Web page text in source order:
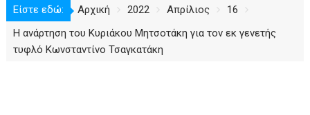
Είστε εδώ: Αρχική 2022 Απρίλιος
16
Η ανάρτηση του Κυριάκου Μητσοτάκη για τον εκ γενετής
τυφλό Κωνσταντίνο Τσαγκατάκη